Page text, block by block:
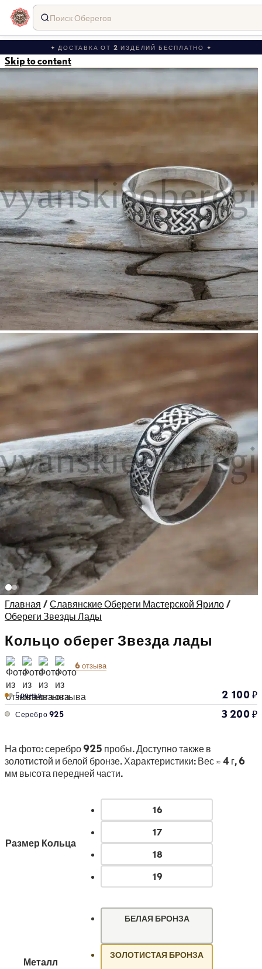
✦ ДОСТАВКА ОТ 2 ИЗДЕЛИЙ БЕСПЛАТНО ✦
Skip to content
Главная /Славянские Обереги Мастерской Ярило/
Обереги Звезды Лады
Кольцо оберег Звезда лады
6 отзыва
Бронза 2 100₽
Серебро 925 3 200₽
На фото: серебро 925 пробы. Доступно также в
золотистой и белой бронзе. Характеристики: Вес ≈ 4 г, 6
мм высота передней части.
Размер Кольца
16
17
18
19
Металл
БЕЛАЯ БРОНЗА
ЗОЛОТИСТАЯ БРОНЗА
Поиск Оберегов